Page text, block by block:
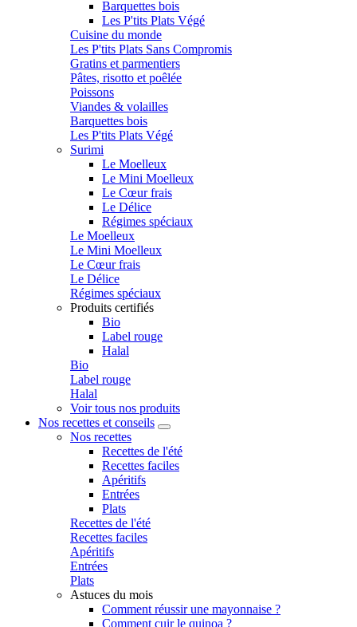
Barquettes bois
Les P'tits Plats Végé
Cuisine du monde
Les P'tits Plats Sans Compromis
Gratins et parmentiers
Pâtes, risotto et poêlée
Poissons
Viandes & volailles
Barquettes bois
Les P'tits Plats Végé
Surimi
Le Moelleux
Le Mini Moelleux
Le Cœur frais
Le Délice
Régimes spéciaux
Le Moelleux
Le Mini Moelleux
Le Cœur frais
Le Délice
Régimes spéciaux
Produits certifiés
Bio
Label rouge
Halal
Bio
Label rouge
Halal
Voir tous nos produits
Nos recettes et conseils
Nos recettes
Recettes de l'été
Recettes faciles
Apéritifs
Entrées
Plats
Recettes de l'été
Recettes faciles
Apéritifs
Entrées
Plats
Astuces du mois
Comment réussir une mayonnaise ?
Comment cuir le quinoa ?